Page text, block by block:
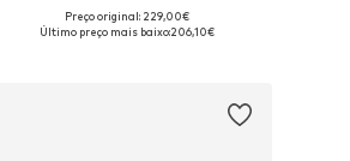
Disponível em vários tamanhos
Preço original: 229,00€
Último preço mais baixo:206,10€